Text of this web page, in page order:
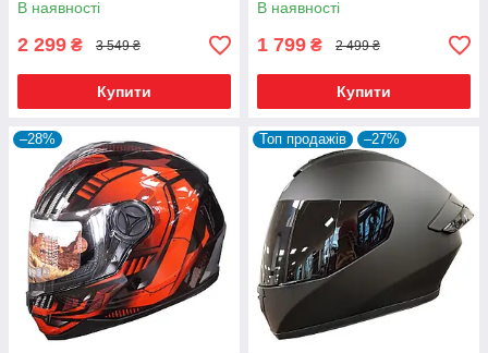
В наявності
2 299 ₴ 3 549 ₴
Купити
В наявності
1 799 ₴ 2 499 ₴
Купити
–28% Топ продажів –27%